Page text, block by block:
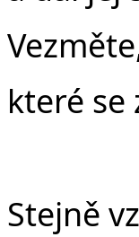
které se
Stejně